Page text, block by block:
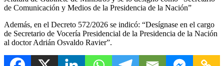
de Comunicación y Medios de la Presidencia de la Nación”
Además, en el Decreto 572/2026 se indicó: “Desígnase en el cargo
de Secretario de Vocería Presidencial de la Presidencia de la Nación
al doctor Adrián Osvaldo Ravier”.